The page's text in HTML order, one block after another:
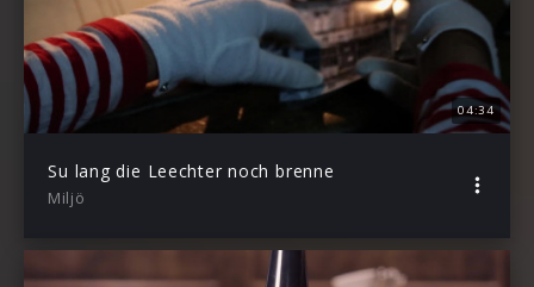
04:34
Su lang die Leechter noch brenne
Miljö